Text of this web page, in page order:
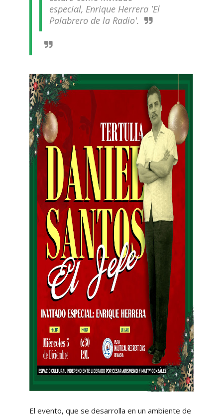
especial, Enrique Herrera 'El
Palabrero de la Radio'.
El evento, que se desarrolla en un ambiente de